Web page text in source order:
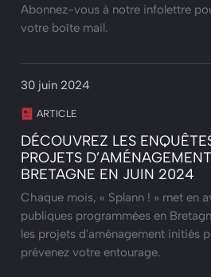
Abonnez-vous à notre infolettre
votre boîte mail.
30 juin 2024
ARTICLE
DÉCOUVREZ LES
PROJETS
BRETAGNE EN JUIN 2024
Chaque mois, « Splann ! » met en
publiques programmées en
les projets d'aménagement initiés
prévenez votre entourage.